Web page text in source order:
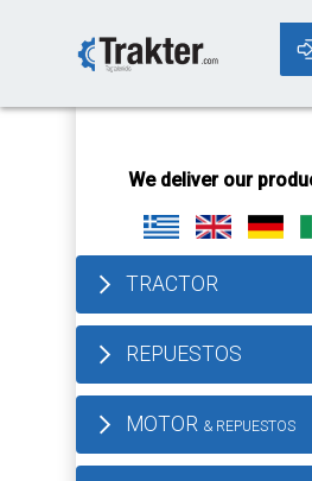
We deliver our
TRACTOR
REPUESTOS
MOTOR & REPUESTOS